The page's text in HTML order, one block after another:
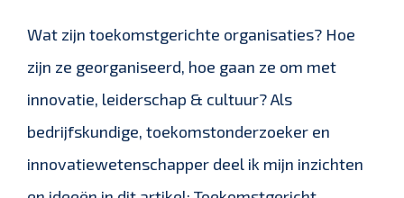
Wat zijn toekomstgerichte organisaties? Hoe
zijn ze georganiseerd, hoe gaan ze om met
innovatie, leiderschap & cultuur? Als
bedrijfskundige, toekomstonderzoeker en
innovatiewetenschapper deel ik mijn inzichten